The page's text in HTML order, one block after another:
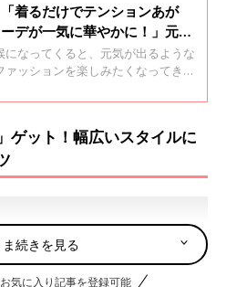
着るだけでテンションあが
デが一気に華やかに！」元子
員ライターおすすめ★カラフ
5選
になってくると、元気が出るような
ァッションを楽しみたくなってきま
なアイテムを集めました！元子ども
えしているので、ぜひチェックして
ゲット！幅広いスタイルに
ま続きを見る
気に入り記事を登録可能